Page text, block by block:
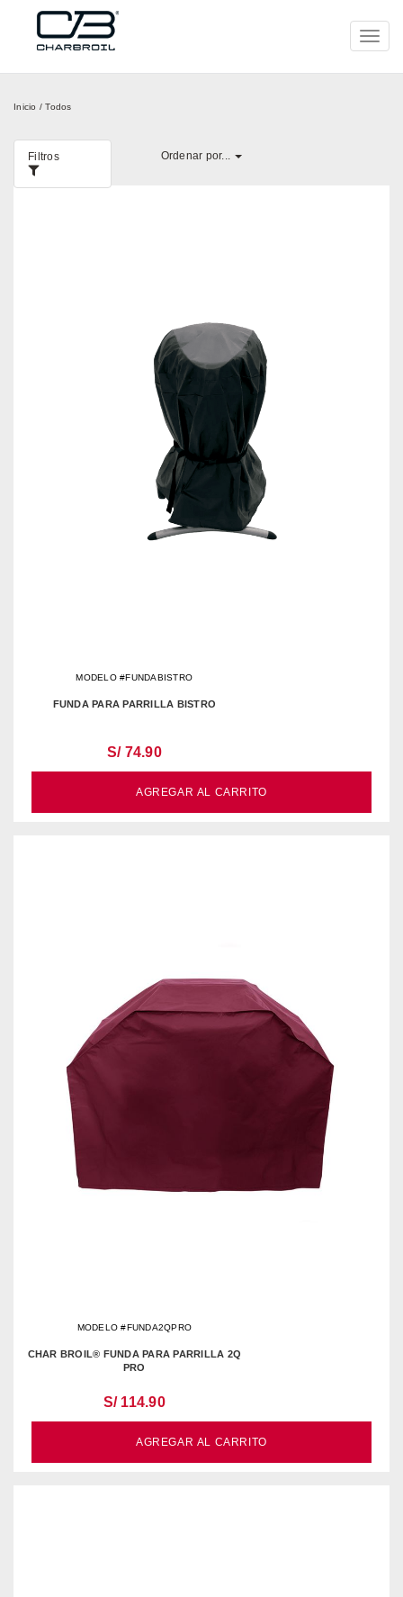
Inicio / Todos
Filtros Ordenar por...
MODELO #FUNDABISTRO
FUNDA PARA PARRILLA BISTRO
S/ 74.90
AGREGAR AL CARRITO
MODELO #FUNDA2QPRO
CHAR BROIL® FUNDA PARA PARRILLA 2Q
PRO
S/ 114.90
AGREGAR AL CARRITO